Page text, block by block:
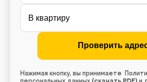
Нажимая кнопку, вы принимаете